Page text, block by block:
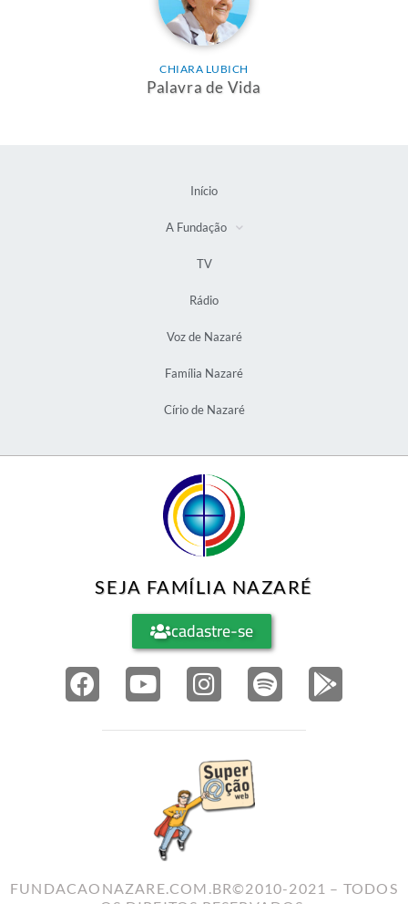
CHIARA LUBICH
Palavra de Vida
Início
A Fundação
TV
Rádio
Voz de Nazaré
Família Nazaré
Círio de Nazaré
SEJA FAMÍLIA NAZARÉ
cadastre-se
FUNDACAONAZARE.COM.BR©2010-2021 – TODOS